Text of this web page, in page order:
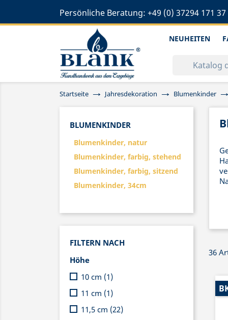
Persönliche Beratung: +49 (0) 37294 171 37
NEUHEITEN
Startseite Jahresdekoration Blumenkinder
BLUMENKINDER
Blumenkinder, natur
Blumenkinder, farbig, stehend
Blumenkinder, farbig, sitzend
Blumenkinder, 34cm
FILTERN NACH
Höhe
10 cm (1)
11 cm (1)
11,5 cm (22)
36